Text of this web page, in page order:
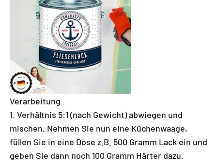
Verarbeitung
Verhältnis 5:1 (nach Gewicht) abwiegen und
mischen. Nehmen Sie nun eine Küchenwaage,
füllen Sie in eine Dose z.B. 500 Gramm Lack ein und
geben Sie dann noch 100 Gramm Härter dazu.